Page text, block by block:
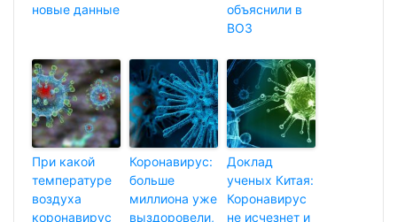
новые данные
объяснили в
ВОЗ
При какой
температуре
воздуха
коронавирус
Коронавирус:
больше
миллиона уже
выздоровели,
Доклад
ученых Китая:
Коронавирус
не исчезнет и